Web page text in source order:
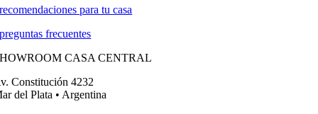
recomendaciones para tu casa
preguntas frecuentes
CASA CENTRAL
Constitución 4232
del Plata • Argentina